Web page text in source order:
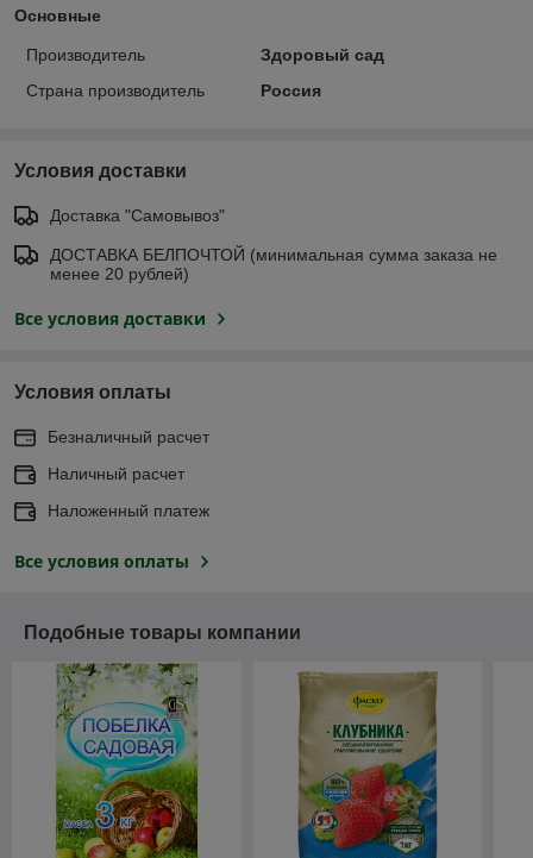
Основные
Производитель
Здоровый сад
Страна производитель
Россия
Условия доставки
Доставка "Самовывоз"
ДОСТАВКА БЕЛПОЧТОЙ (минимальная сумма заказа не
менее 20 рублей)
Все условия доставки
Условия оплаты
Безналичный расчет
Наличный расчет
Наложенный платеж
Все условия оплаты
Подобные товары компании